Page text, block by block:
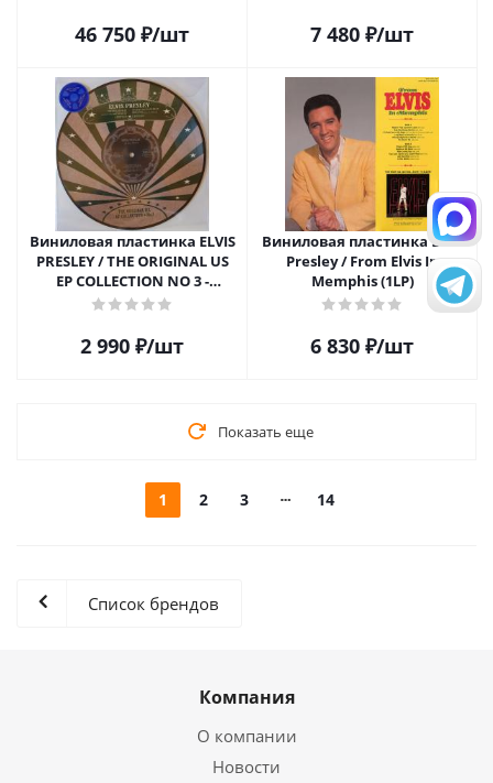
46 750 ₽/шт 7 480 ₽/шт
Виниловая пластинка ELVIS
PRESLEY / THE ORIGINAL US
EP COLLECTION NO 3 -
PICTURE DISC (1LP)
2 990 ₽/шт
Виниловая пластинка Elvis
Presley / From Elvis In
Memphis (1LP)
6 830 ₽/шт
Показать еще
1 2 3 14
Список брендов
Компания
О компании
Новости